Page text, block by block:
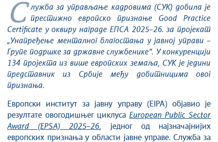
С
лужба за управљање кадровима (СУК) добила је
престижно европско признање Good Practice
Certificate у оквиру награде ЕПСА 2025–26. за пројекат
„Унапређење менталног благостања у јавној управи –
Групе подршке за државне службенике“. У конкуренцији
134 пројекта из више европских земаља, СУК је једини
представник из Србије међу добитницима овог
признања.
Европски институт за јавну управу (EIPA) објавио је
резултате овогодишњег циклуса European Public Sector
Award (EPSA) 2025–26 , једног од најзначајнијих
европских признања у области јавне управе. Служба за